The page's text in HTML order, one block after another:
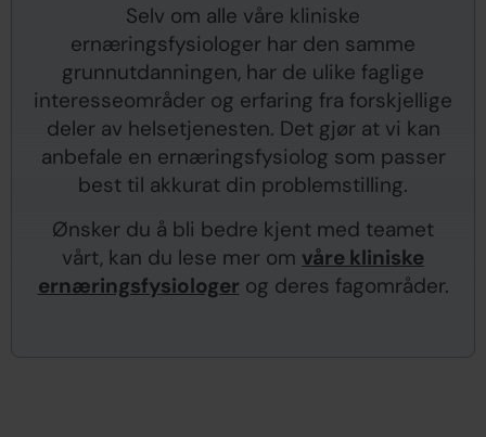
Selv om alle våre kliniske
ernæringsfysiologer har den samme
grunnutdanningen, har de ulike faglige
interesseområder og erfaring fra forskjellige
deler av helsetjenesten. Det gjør at vi kan
anbefale en ernæringsfysiolog som passer
best til akkurat din problemstilling.
Ønsker du å bli bedre kjent med teamet
vårt, kan du lese mer om våre kliniske
ernæringsfysiologer og deres fagområder.